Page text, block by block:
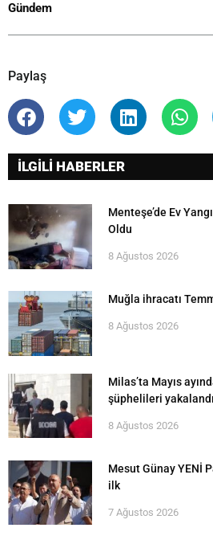
Gündem
Paylaş
İLGİLİ HABERLER
Menteşe’de Ev
Oldu
8 Ağustos 2026
Muğla ihracatı
8 Ağustos 2026
Milas’ta Mayıs
şüphelileri
8 Ağustos 2026
Mesut Günay YENİ
ilk
7 Ağustos 2026